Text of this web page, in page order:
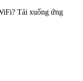
Tải xuống ứng